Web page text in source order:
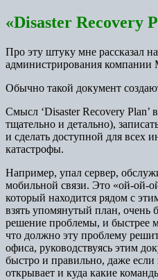
«Disaster Recovery
Про эту штуку мне рассказал
администрирования компании
Обычно такой документ
Смысл ‘Disaster Recovery Plan’
тщательно и детально),
и сделать доступной для всех
катастрофы.
Например, упал сервер,
мобильной связи. Это «ой-ой-
который находится рядом с
взять упомянутый план, очень
решение проблемы, и быстрее
что должно эту проблему
офиса, руководствуясь этим
быстро и правильно, даже
открывает и куда какие